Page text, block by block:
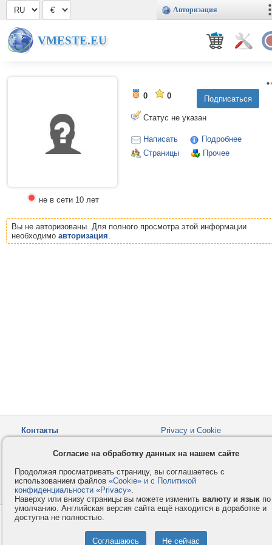
Авторизация
VMESTE.EU
не в сети 10 лет
0 0
Статус не указан
Написать
Подробнее
Страницы
Прочее
Вы не авторизованы. Для полного просмотра этой информации
необходимо авторизация.
Контакты
Privacy и Cookie
Как оплатить
Форумы
© 2008-2026VMESTE.EU
Согласие на обработку данных на нашем сайте
Продолжая просматривать страницу, вы соглашаетесь с
использованием файлов «Cookie» и с Политикой
конфиденциальности «Privacy».
Наверху или внизу страницы вы можете изменить валюту и язык по
умолчанию. Английская версия сайта ещё находится в доработке и
доступна не полностью.